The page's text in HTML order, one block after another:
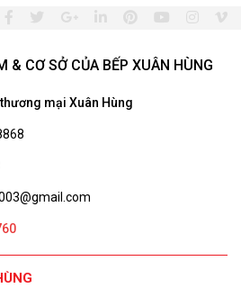
& CƠ SỞ CỦA BẾP XUÂN HÙNG
mại Xuân Hùng